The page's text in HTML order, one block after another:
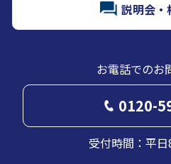
説明会・
お電話でのお
0120-
受付時間：平